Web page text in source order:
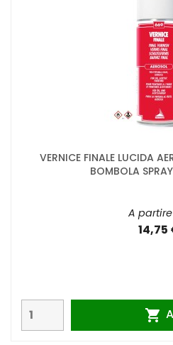
VERNICE FINALE LUCIDA
BOMBOLA
A
14,75
